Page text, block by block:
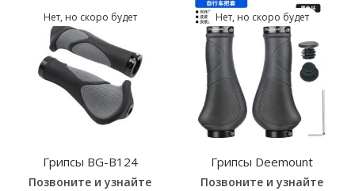
Нет, но скоро будет
Грипсы BG-B124
Позвоните и узнайте
Нет, но скоро будет
Грипсы Deemount
Позвоните и узнайте